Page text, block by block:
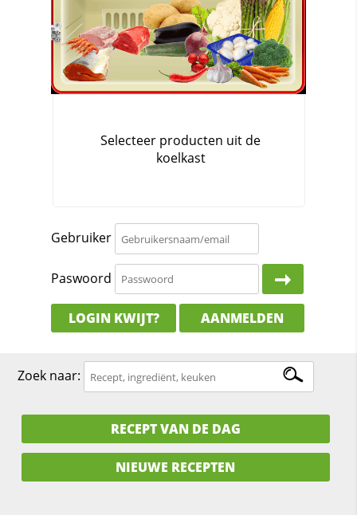
Gebruiker
Paswoord
LOGIN KWIJT? AANMELDEN
Zoek naar:
RECEPT VAN DE DAG
NIEUWE RECEPTEN